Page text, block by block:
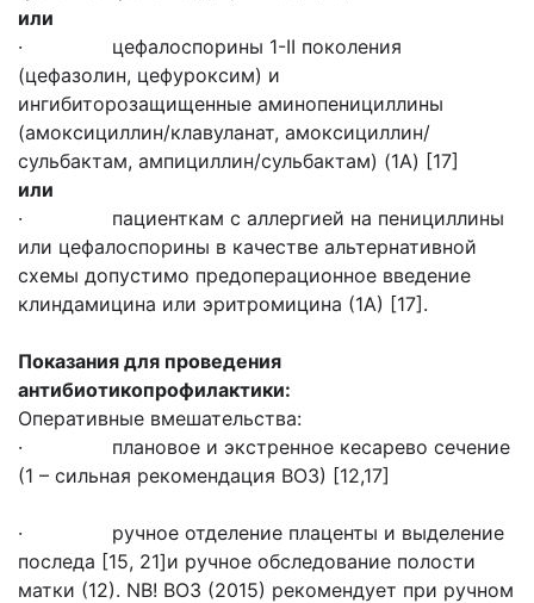
или
· цефалоспорины 1-II поколения
(цефазолин, цефуроксим) и
ингибиторозащищенные аминопенициллины
(амоксициллин/клавуланат, амоксициллин/
сульбактам, ампициллин/сульбактам) (1А) [17]
или
· пациенткам с аллергией на пенициллины
или цефалоспорины в качестве альтернативной
схемы допустимо предоперационное введение
клиндамицина или эритромицина (1А) [17].
Показания для проведения
антибиотикопрофилактики:
Оперативные вмешательства:
· плановое и экстренное кесарево сечение
(1 – сильная рекомендация ВОЗ) [12,17]
· ручное отделение плаценты и выделение
последа [15, 21]и ручное обследование полости
матки (12). NB! ВОЗ (2015) рекомендует при ручном